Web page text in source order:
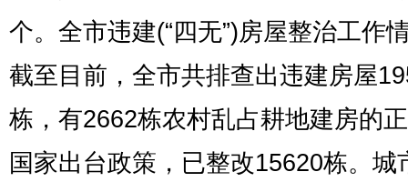
个。全市违建(“四无”)房屋整治工作
截至目前，全市共排查出违建房屋
栋，有2662栋农村乱占耕地建房的
国家出台政策，已整改15620栋。城